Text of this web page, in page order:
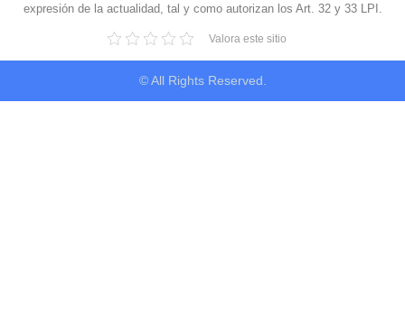
expresión de la actualidad, tal y como autorizan los Art. 32 y 33 LPI.
Valora este sitio
© All Rights Reserved.